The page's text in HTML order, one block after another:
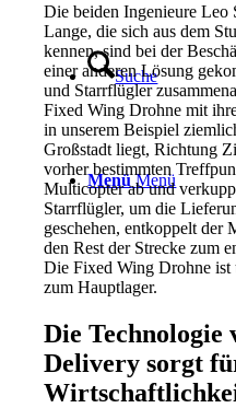
Suche
Menü Menü
Die beiden Ingenieure Leo
Lange, die sich aus dem
kennen, sind bei der
einer anderen Lösung
und Starrflügler
Fixed Wing Drohne mit
in unserem Beispiel
Großstadt liegt, Richtung
vorher bestimmten
Multicopter ab und
Starrflügler, um die
geschehen, entkoppelt
den Rest der Strecke zum
Die Fixed Wing Drohne ist
zum Hauptlager.
Die Technologie
Delivery sorgt